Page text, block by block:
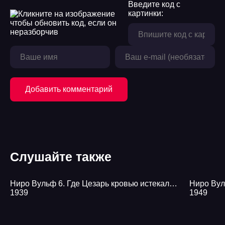
18
22
25
26
Введите код с
картинки:
Добавить комментарий
Слушайте также
Ниро Вульф 6. Где Цезарь кровью истекал… - Рекс Стаут
1939
1949